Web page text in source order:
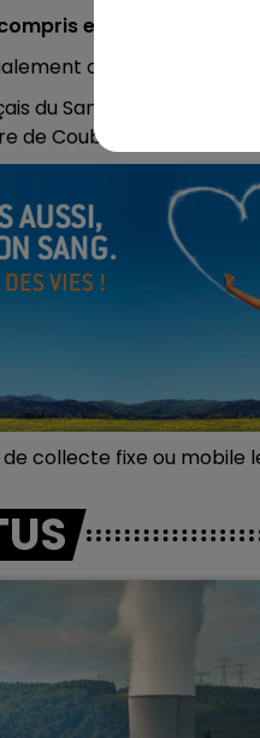
en vacances
organisées sur
du Sang organise une
de Coubertin, à
collecte fixe ou mobile